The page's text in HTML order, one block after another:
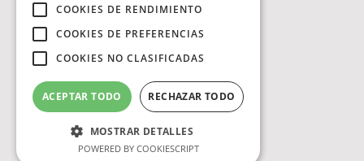
COOKIES DE RENDIMIENTO
COOKIES DE PREFERENCIAS
COOKIES NO CLASIFICADAS
ACEPTAR TODO RECHAZAR TODO
MOSTRAR DETALLES
POWERED BY COOKIESCRIPT